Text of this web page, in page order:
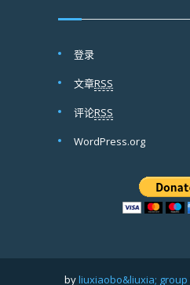
登录
文章RSS
评论RSS
WordPress.org
byliuxiaobo&liuxia; group